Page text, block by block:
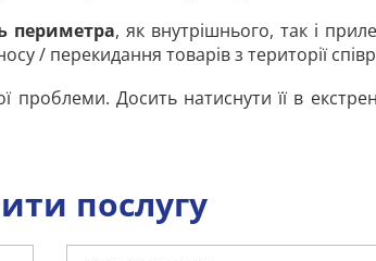
периметра, як внутрішнього, так і
/ перекидання товарів з території
Досить натиснути її в
послугу